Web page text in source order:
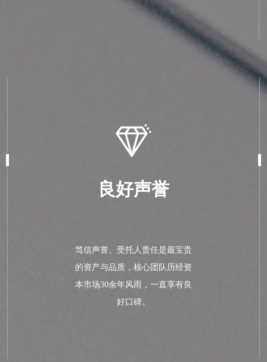
良好声誉
笃信声誉、受托人责任是最宝贵
的资产与品质，核心团队历经资
本市场30余年风雨，一直享有良
好口碑。